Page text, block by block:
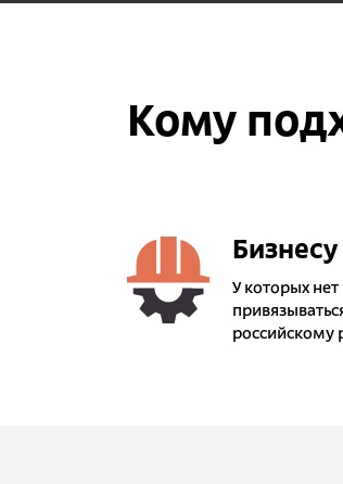
Кому
Бизнесу
У которых
российскому